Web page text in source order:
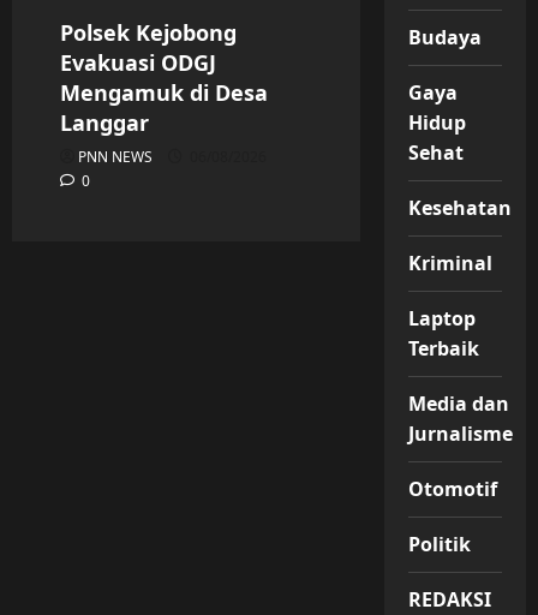
Polsek Kejobong
Evakuasi ODGJ
Mengamuk di Desa
Langgar
PNN NEWS
0
Budaya
Gaya
Hidup
Sehat
Kesehatan
Kriminal
Laptop
Terbaik
Media dan
Jurnalisme
Otomotif
Politik
REDAKSI